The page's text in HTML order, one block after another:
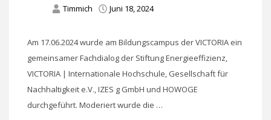
Timmich Juni 18, 2024
Am 17.06.2024 wurde am Bildungscampus der VICTORIA ein
gemeinsamer Fachdialog der Stiftung Energieeffizienz,
VICTORIA | Internationale Hochschule, Gesellschaft für
Nachhaltigkeit e.V., IZES g GmbH und HOWOGE
durchgeführt. Moderiert wurde die …